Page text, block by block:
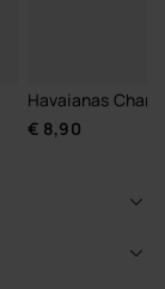
Havaianas
€ 8,90